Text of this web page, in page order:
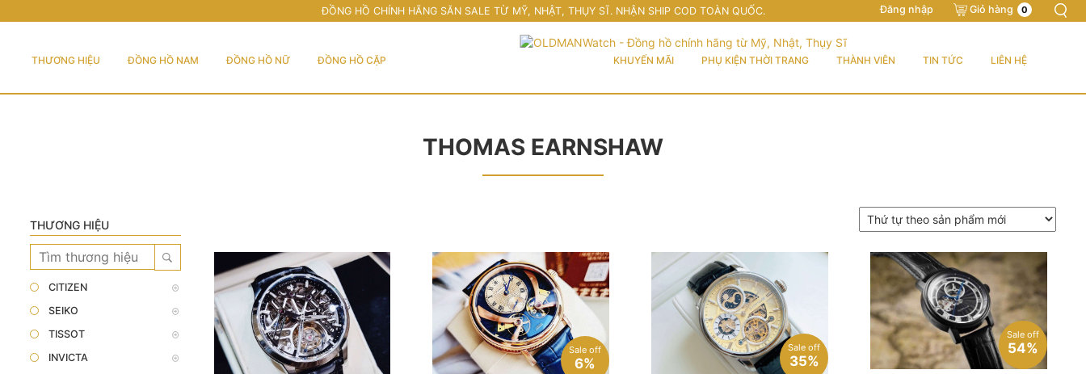
ĐỒNG HỒ CHÍNH HÃNG SĂN SALE TỪ MỸ, NHẬT, THỤY SĨ. NHẬN SHIP COD TOÀN QUỐC. Đăng nhập Giỏ hàng 0
THƯƠNG HIỆU ĐỒNG HỒ NAM ĐỒNG HỒ NỮ ĐỒNG HỒ CẶP KHUYẾN MÃI PHỤ KIỆN THỜI TRANG THÀNH VIÊN TIN TỨC LIÊN HỆ
THOMAS EARNSHAW
THƯƠNG HIỆU
CITIZEN
SEIKO
TISSOT
INVICTA
Sale off
6%
Sale off
35%
Sale off
54%